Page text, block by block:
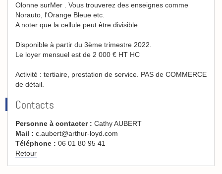
Olonne surMer . Vous trouverez des enseignes comme
Norauto, l'Orange Bleue etc.
A noter que la cellule peut être divisible.
Disponible à partir du 3ème trimestre 2022.
Le loyer mensuel est de 2 000 € HT HC
Activité : tertiaire, prestation de service. PAS de COMMERCE
de détail.
Contacts
Personne à contacter : Cathy AUBERT
Mail : c.aubert@arthur-loyd.com
Téléphone : 06 01 80 95 41
Retour